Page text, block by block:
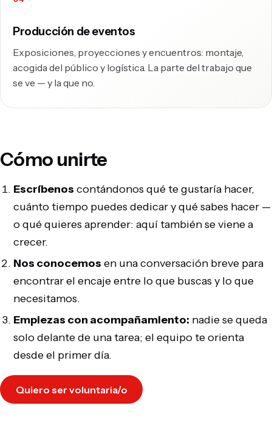
Producción de eventos
Exposiciones, proyecciones y encuentros: montaje,
acogida del público y logística. La parte del trabajo que
se ve — y la que no.
Cómo unirte
Escríbenos contándonos qué te gustaría hacer,
cuánto tiempo puedes dedicar y qué sabes hacer —
o qué quieres aprender: aquí también se viene a
crecer.
Nos conocemos en una conversación breve para
encontrar el encaje entre lo que buscas y lo que
necesitamos.
Empiezas con acompañamiento: nadie se queda
solo delante de una tarea; el equipo te orienta
desde el primer día.
Quiero ser voluntaria/o